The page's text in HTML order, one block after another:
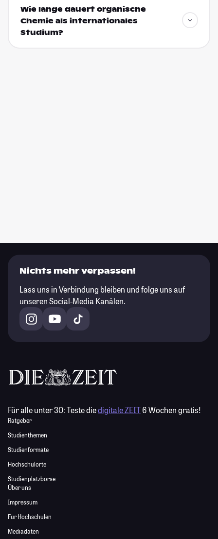
Wie lange dauert organische
Chemie als internationales
Studium?
Nichts mehr verpassen!
Lass uns in Verbindung bleiben und folge uns auf
unseren Social-Media Kanälen.
Für alle unter 30:Teste diedigitale ZEIT6 Wochen gratis!
Ratgeber
Studienthemen
Studienformate
Hochschulorte
Studienplatzbörse
Über uns
Impressum
Für Hochschulen
Mediadaten